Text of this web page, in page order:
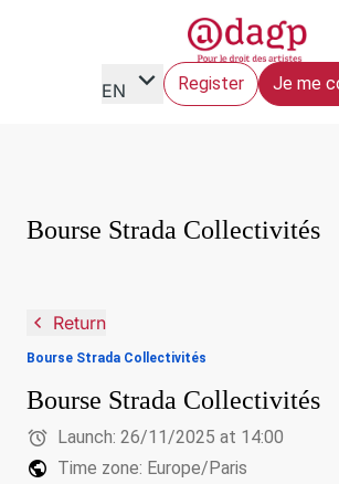
EN expand_more Register Je me
Bourse Strada Collectivités
navigate_before Return
Bourse Strada Collectivités
Bourse Strada Collectivités
alarm Launch: 26/11/2025 at 14:00
public Time zone: Europe/Paris